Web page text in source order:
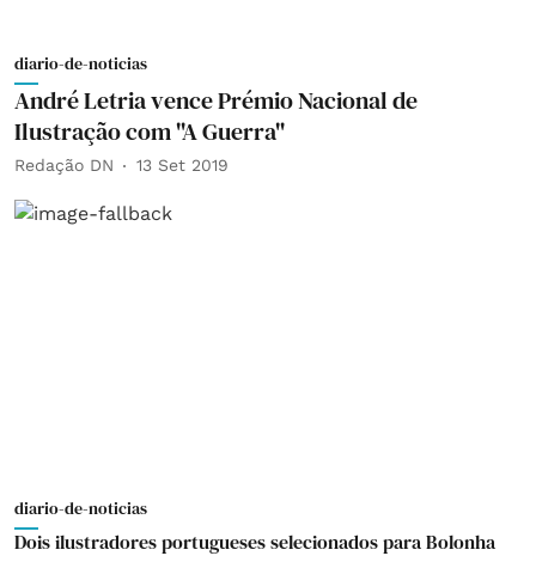
diario-de-noticias
André Letria vence Prémio Nacional de
Ilustração com "A Guerra"
Redação DN 13 Set 2019
diario-de-noticias
Dois ilustradores portugueses selecionados para Bolonha